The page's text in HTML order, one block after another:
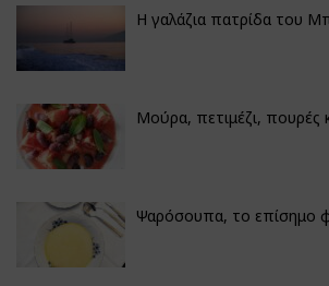
Η γαλάζια πατρίδα του
Μούρα, πετιμέζι, πουρές
Ψαρόσουπα, το επίσημο